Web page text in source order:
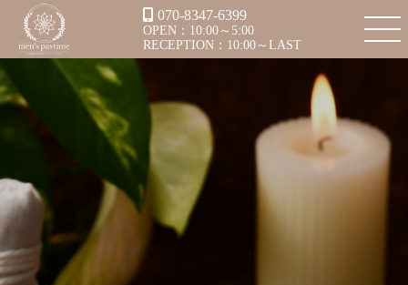
070-8347-6399
OPEN：10:00～5:00
RECEPTION：10:00～LAST